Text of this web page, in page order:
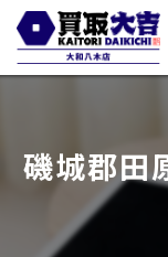
磯城郡田